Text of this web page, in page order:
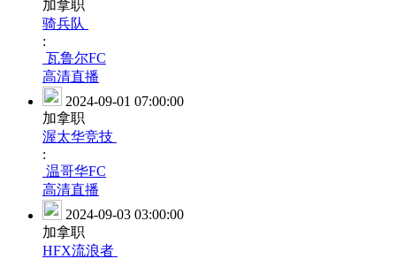
加拿职
骑兵队
:
瓦鲁尔FC
高清直播
2024-09-01 07:00:00
加拿职
渥太华竞技
:
温哥华FC
高清直播
2024-09-03 03:00:00
加拿职
HFX流浪者